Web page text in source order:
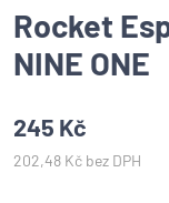
Rocket
NINE ONE
245 Kč
202,48 Kč bez DPH